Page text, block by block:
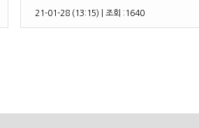
21-01-28 (13:15) 조회 : 1640